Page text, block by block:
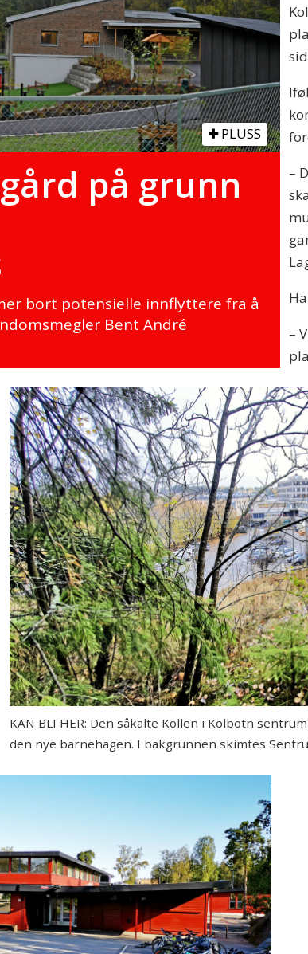
PLUSS
på grunn
bort potensielle innflyttere fra å
Bent André
KAN BLI HER: Den såkalte Kollen i Kolbotn
den nye barnehagen. I bakgrunnen skimtes
–
–